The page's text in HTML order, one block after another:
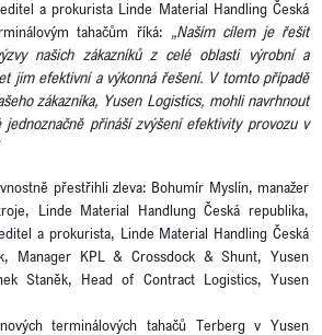
a prokurista Linde Material Handling Česká
tahačům říká: „Naším cílem je řešit
našich zákazníků z celé oblasti výrobní a
jim efektivní a výkonná řešení. V tomto případě
zákazníka, Yusen Logistics, mohli navrhnout
přináší zvýšení efektivity provozu v
přestřihli zleva: Bohumír Myslín, manažer
Linde Material Handlung Česká republika,
a prokurista, Linde Material Handling Česká
Manager KPL & Crossdock & Shunt, Yusen
Staněk, Head of Contract Logistics, Yusen
terminálových tahačů Terberg v Yusen